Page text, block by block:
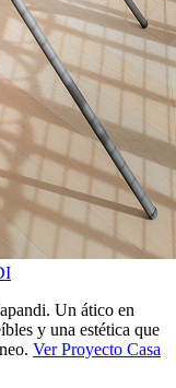
Un ático en
y una estética que
Ver Proyecto Casa